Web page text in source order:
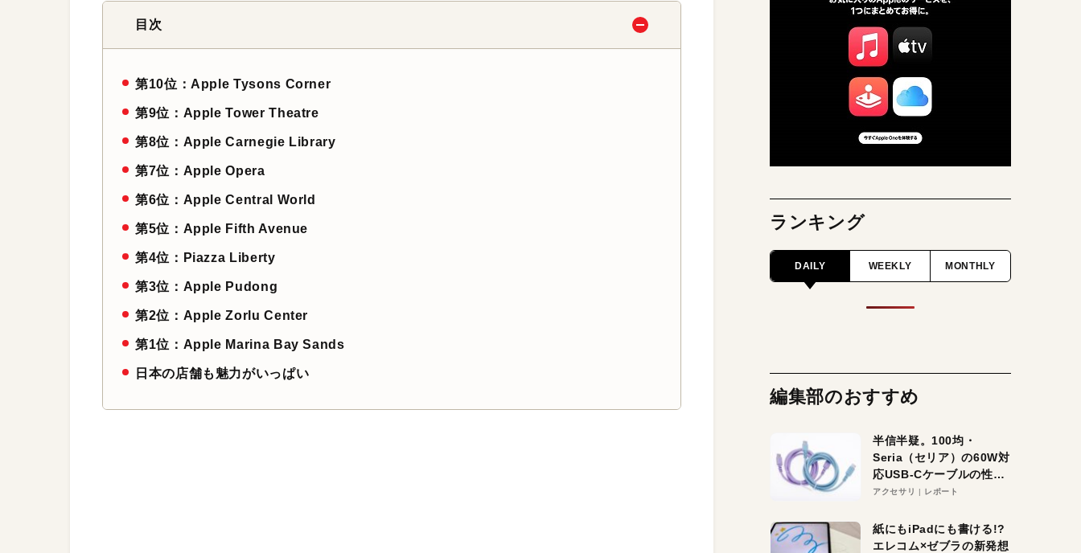
目次
第10位：Apple Tysons Corner
第9位：Apple Tower Theatre
第8位：Apple Carnegie Library
第7位：Apple Opera
第6位：Apple Central World
第5位：Apple Fifth Avenue
第4位：Piazza Liberty
第3位：Apple Pudong
第2位：Apple Zorlu Center
第1位：Apple Marina Bay Sands
日本の店舗も魅力がいっぱい
ランキング
DAILY WEEKLY MONTHLY
編集部のおすすめ
半信半疑。100均・
Seria（セリア）の60W対
応USB-Cケーブルの性能
を検証。超コスパの1本を
アクセサリ レポート
紙にもiPadにも書ける!?
エレコム×ゼブラの新発想